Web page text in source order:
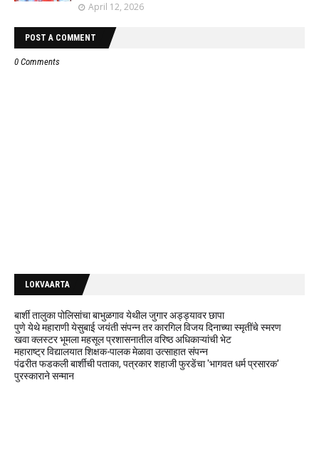
April 12, 2026
POST A COMMENT
0 Comments
LOKVAARTA
बार्शी तालुका पोलिसांचा बाभुळगाव येथील जुगार अड्ड्यावर छापा
पुणे येथे महाराणी येसुबाई जयंती संपन्न तर कारगिल विजय दिनाच्या स्मृतींचे स्मरण
खवा क्लस्टर भूमला महसूल प्रशासनातील वरिष्ठ अधिकाऱ्यांची भेट
महाराष्ट्र विद्यालयात शिक्षक-पालक मेळावा उत्साहात संपन्न
पंढरीत फडकली बार्शीची पताका, पत्रकार शहाजी फुरडेंचा 'भागवत धर्म प्रसारक'
पुरस्काराने सन्मान